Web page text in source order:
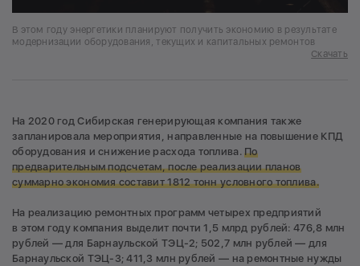
В этом году энергетики планируют получить экономию в результате
модернизации оборудования, текущих и капитальных ремонтов
Скачать
На 2020 год Сибирская генерирующая компания также
запланировала мероприятия, направленные на повышение КПД
оборудования и снижение расхода топлива.По
предварительным подсчетам, после реализации планов
суммарно экономия составит 1812 тонн условного топлива.
На реализацию ремонтных программ четырех предприятий
в этом году компания выделит почти 1,5 млрд рублей: 476,8 млн
рублей — для Барнаульской ТЭЦ-2; 502,7 млн рублей — для
Барнаульской ТЭЦ-3; 411,3 млн рублей — на ремонтные нужды